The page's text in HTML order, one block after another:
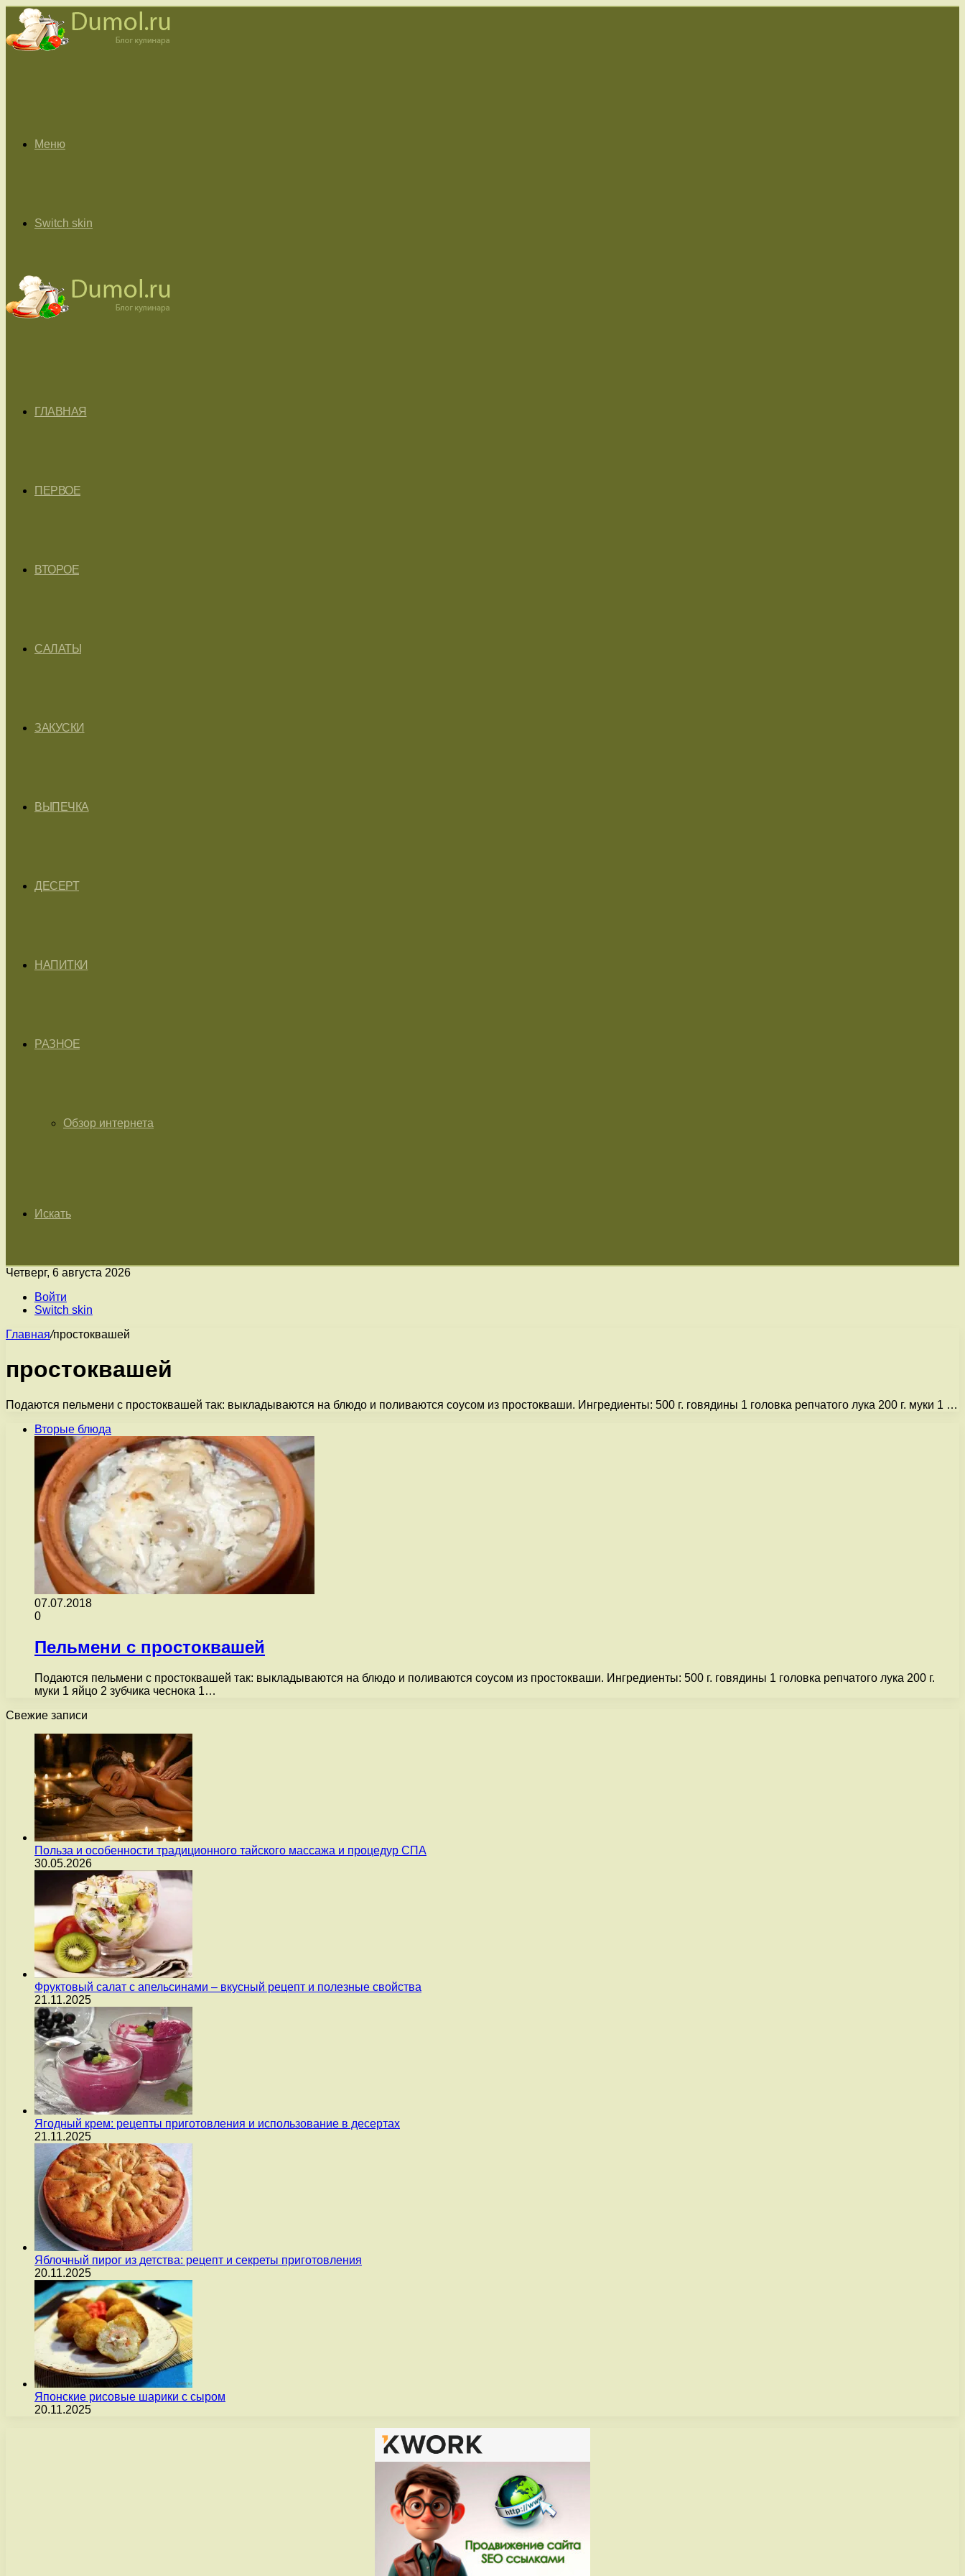
Меню
Switch skin
ГЛАВНАЯ
ПЕРВОЕ
ВТОРОЕ
САЛАТЫ
ЗАКУСКИ
ВЫПЕЧКА
ДЕСЕРТ
НАПИТКИ
РАЗНОЕ
Обзор интернета
Искать
Четверг, 6 августа 2026
Войти
Switch skin
Главная/простоквашей
простоквашей
Подаются пельмени с простоквашей так: выкладываются на блюдо и поливаются соусом из простокваши. Ингредиенты: 500 г. говядины 1 головка репчатого лука 200 г. муки 1 …
Вторые блюда
07.07.2018
0
Пельмени с простоквашей
Подаются пельмени с простоквашей так: выкладываются на блюдо и поливаются соусом из простокваши. Ингредиенты: 500 г. говядины 1 головка репчатого лука 200 г.
муки 1 яйцо 2 зубчика чеснока 1…
Свежие записи
Польза и особенности традиционного тайского массажа и процедур СПА
30.05.2026
Фруктовый салат с апельсинами – вкусный рецепт и полезные свойства
21.11.2025
Ягодный крем: рецепты приготовления и использование в десертах
21.11.2025
Яблочный пирог из детства: рецепт и секреты приготовления
20.11.2025
Японские рисовые шарики с сыром
20.11.2025